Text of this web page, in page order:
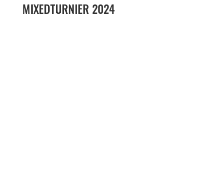
MIXEDTURNIER 2024